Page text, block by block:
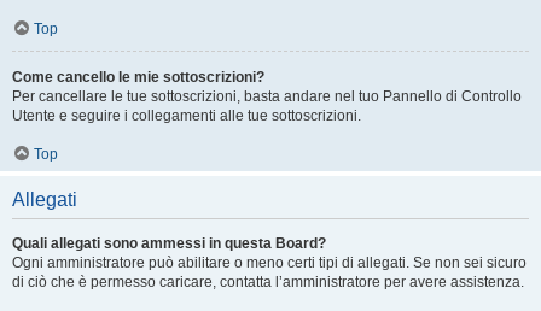
Top
Come cancello le mie sottoscrizioni?
Per cancellare le tue sottoscrizioni, basta andare nel tuo Pannello di Controllo
Utente e seguire i collegamenti alle tue sottoscrizioni.
Top
Allegati
Quali allegati sono ammessi in questa Board?
Ogni amministratore può abilitare o meno certi tipi di allegati. Se non sei sicuro
di ciò che è permesso caricare, contatta l’amministratore per avere assistenza.